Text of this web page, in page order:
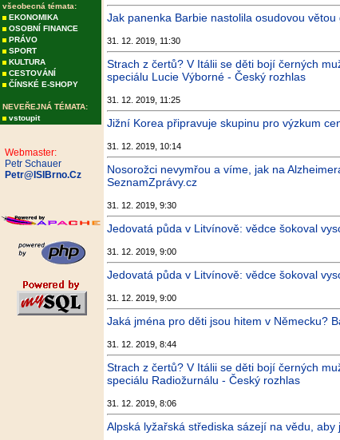
všeobecná témata:
EKONOMIKA
OSOBNÍ FINANCE
PRÁVO
SPORT
KULTURA
CESTOVÁNÍ
ČÍNSKÉ E-SHOPY
NEVEŘEJNÁ TÉMATA:
vstoupit
Webmaster:
Petr Schauer
Petr@ISIBrno.Cz
Jak panenka Barbie nastolila osudovou
31. 12. 2019, 11:30
Strach z čertů? V Itálii se děti bojí černých
speciálu Lucie Výborné - Český rozhlas
31. 12. 2019, 11:25
Jižní Korea připravuje skupinu pro výzkum
31. 12. 2019, 10:14
Nosorožci nevymřou a víme, jak na
SeznamZprávy.cz
31. 12. 2019, 9:30
Jedovatá půda v Litvínově: vědce šokoval
31. 12. 2019, 9:00
Jedovatá půda v Litvínově: vědce šokoval
31. 12. 2019, 9:00
Jaká jména pro děti jsou hitem v Německu?
31. 12. 2019, 8:44
Strach z čertů? V Itálii se děti bojí černých
speciálu Radiožurnálu - Český rozhlas
31. 12. 2019, 8:06
Alpská lyžařská střediska sázejí na vědu,